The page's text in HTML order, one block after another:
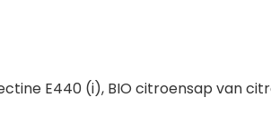
E440 (i), BIO citroensap van